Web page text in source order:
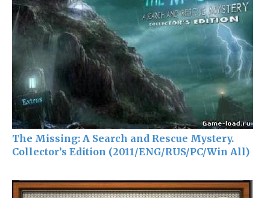
The Missing: A Search and Rescue Mystery.
Collector’s Edition (2011/ENG/RUS/PC/Win All)